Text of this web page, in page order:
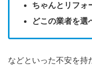
ちゃんとリフォ
どこの業者を選
などといった不安を持